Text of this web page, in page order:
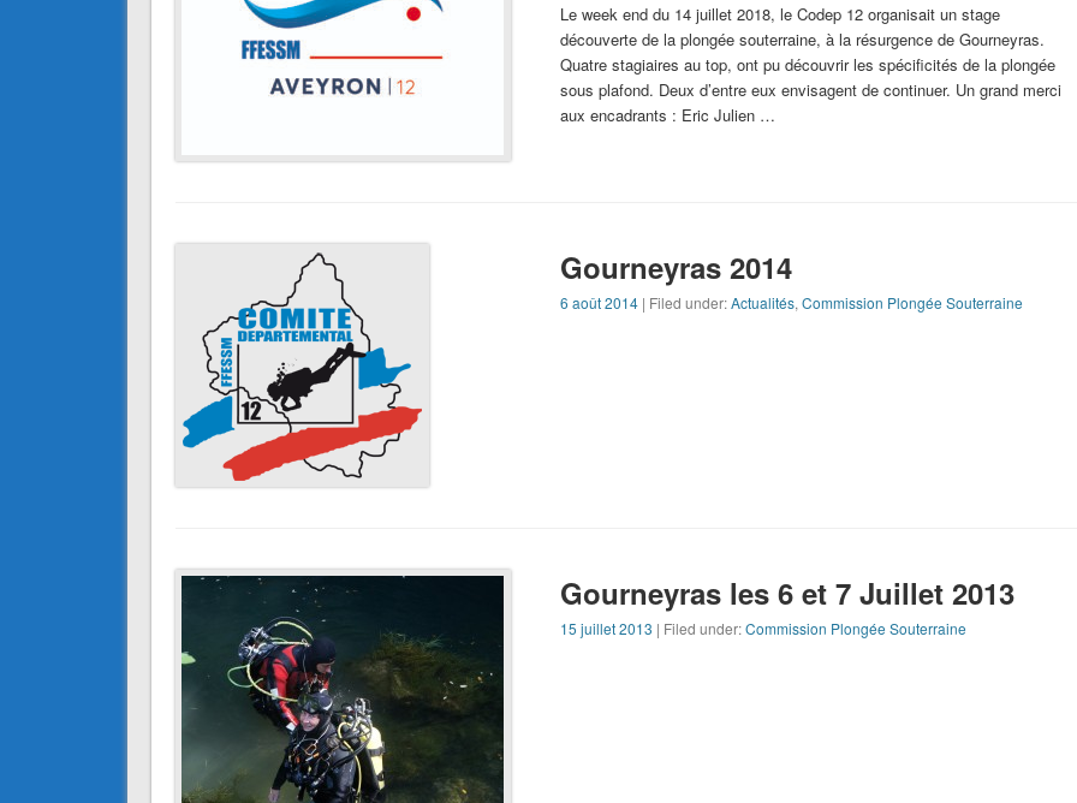
Le week end du 14 juillet 2018, le Codep 12 organisait un stage
découverte de la plongée souterraine, à la résurgence de Gourneyras.
Quatre stagiaires au top, ont pu découvrir les spécificités de la plongée
sous plafond. Deux d’entre eux envisagent de continuer. Un grand merci
aux encadrants : Eric Julien …
Gourneyras 2014
6 août 2014 | Filed under:Actualités,Commission Plongée Souterraine
Gourneyras les 6 et 7 Juillet 2013
15 juillet 2013 | Filed under:Commission Plongée Souterraine